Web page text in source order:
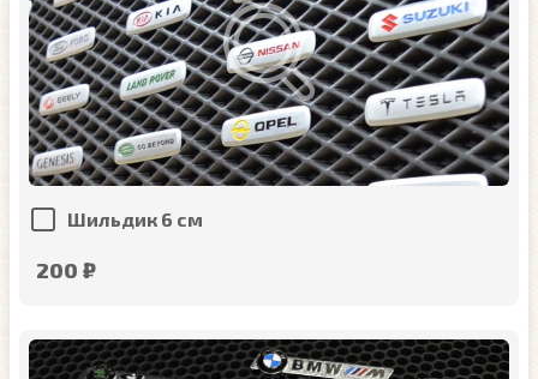
Шильдик 6 см
200 ₽